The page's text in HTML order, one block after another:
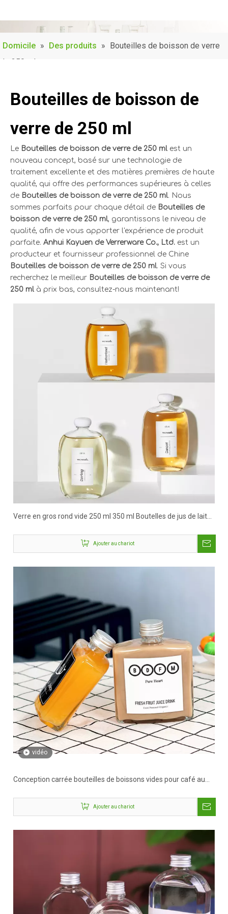
Domicile » Des produits » Bouteilles de boisson de verre
de 250 ml
Bouteilles de boisson de
verre de 250 ml
Le Bouteilles de boisson de verre de 250 ml est un
nouveau concept, basé sur une technologie de
traitement excellente et des matières premières de haute
qualité, qui offre des performances supérieures à celles
de Bouteilles de boisson de verre de 250 ml. Nous
sommes parfaits pour chaque détail de Bouteilles de
boisson de verre de 250 ml, garantissons le niveau de
qualité, afin de vous apporter l'expérience de produit
parfaite. Anhui Kayuen de Verrerware Co., Ltd. est un
producteur et fournisseur professionnel de Chine
Bouteilles de boisson de verre de 250 ml. Si vous
recherchez le meilleur Bouteilles de boisson de verre de
250 ml à prix bas, consultez-nous maintenant!
Verre en gros rond vide 250 ml 350 ml Boutelles de jus de lait
Ajouter au chariot
vidéo
Conception carrée bouteilles de boissons vides pour café au
Ajouter au chariot